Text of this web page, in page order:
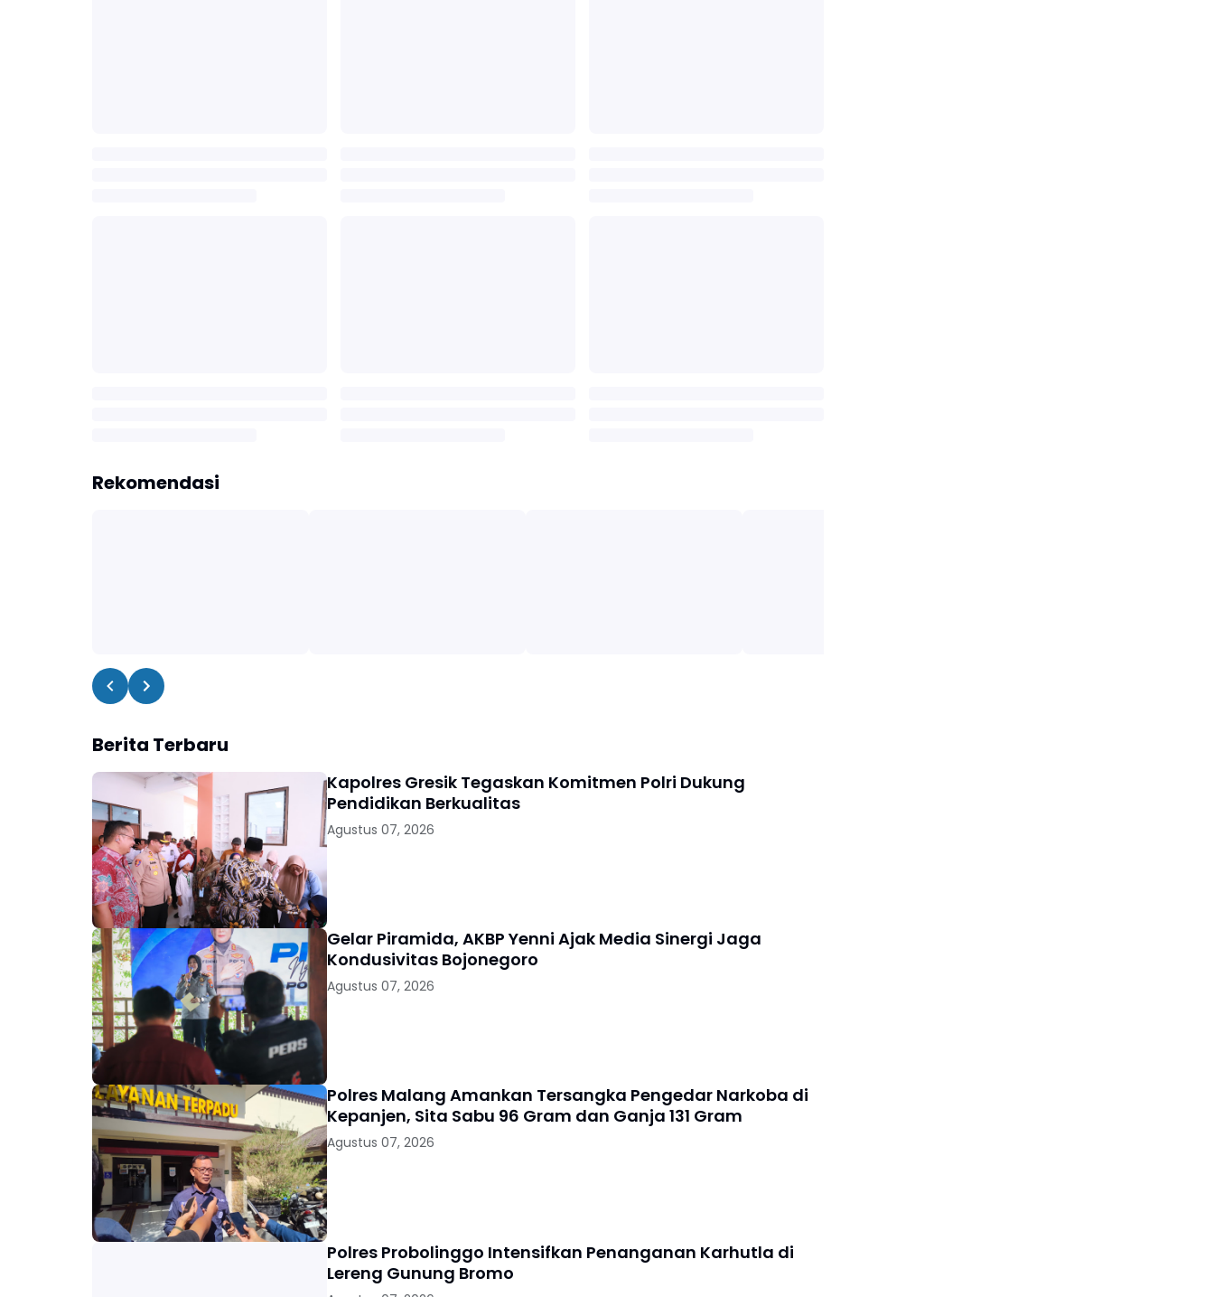
Rekomendasi
Berita Terbaru
Kapolres Gresik Tegaskan Komitmen Polri Dukung
Pendidikan Berkualitas
Agustus 07, 2026
Gelar Piramida, AKBP Yenni Ajak Media Sinergi Jaga
Kondusivitas Bojonegoro
Agustus 07, 2026
Polres Malang Amankan Tersangka Pengedar Narkoba di
Kepanjen, Sita Sabu 96 Gram dan Ganja 131 Gram
Agustus 07, 2026
Polres Probolinggo Intensifkan Penanganan Karhutla di
Lereng Gunung Bromo